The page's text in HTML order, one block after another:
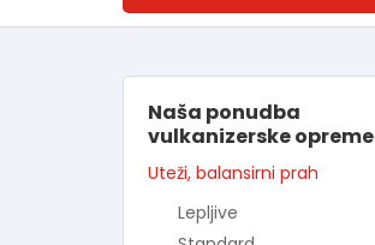
Naša ponudba
vulkanizerske opreme
Uteži, balansirni prah
Lepljive